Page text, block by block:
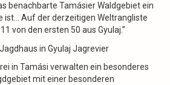
benachbarte Tamásier Waldgebiet ein
ist… Auf der derzeitigen Weltrangliste
von den ersten 50 aus Gyulaj.”
in Tamási verwalten ein besonderes
mit einer besonderen